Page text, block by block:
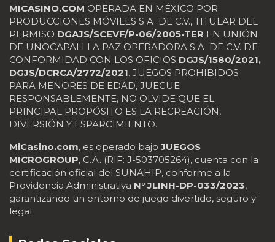
MICASINO.COM OPERADA EN MÉXICO POR
PRODUCCIONES MÓVILES S.A. DE C.V., TITULAR DEL
PERMISO DGAJS/SCEVF/P-06/2005-TER EN UNIÓN
DE UNOCAPALI LA PAZ OPERADORA S.A. DE C.V. DE
CONFORMIDAD CON LOS OFICIOS DGJS/1580/2021,
DGJS/DCRCA/2772/2021. JUEGOS PROHIBIDOS
PARA MENORES DE EDAD, JUEGUE
RESPONSABLEMENTE, NO OLVIDE QUE EL
PRINCIPAL PROPÓSITO ES LA RECREACIÓN,
DIVERSIÓN Y ESPARCIMIENTO.
MiCasino.com, es operado bajoJUEGOS
MICROGROUP, C.A. (RIF: J-503705264), cuenta con la
certificación oficial del SUNAHIP, conforme a la
Providencia Administrativa N° JLINH-DP-033/2023,
garantizando un entorno de juego divertido, seguro y
legal